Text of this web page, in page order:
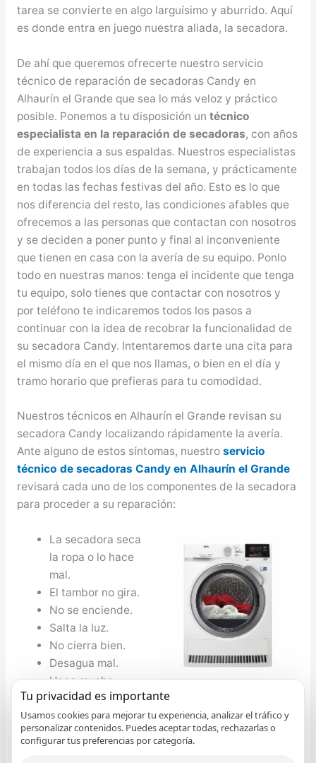
tarea se convierte en algo larguísimo y aburrido. Aquí
es donde entra en juego nuestra aliada, la secadora.
De ahí que queremos ofrecerte nuestro servicio
técnico de reparación de secadoras Candy en
Alhaurín el Grande que sea lo más veloz y práctico
posible. Ponemos a tu disposición un técnico
especialista en la reparación de secadoras, con años
de experiencia a sus espaldas. Nuestros especialistas
trabajan todos los días de la semana, y prácticamente
en todas las fechas festivas del año. Esto es lo que
nos diferencia del resto, las condiciones afables que
ofrecemos a las personas que contactan con nosotros
y se deciden a poner punto y final al inconveniente
que tienen en casa con la avería de su equipo. Ponlo
todo en nuestras manos: tenga el incidente que tenga
tu equipo, solo tienes que contactar con nosotros y
por teléfono te indicaremos todos los pasos a
continuar con la idea de recobrar la funcionalidad de
su secadora Candy. Intentaremos darte una cita para
el mismo día en el que nos llamas, o bien en el día y
tramo horario que prefieras para tu comodidad.
Nuestros técnicos en Alhaurín el Grande revisan su
secadora Candy localizando rápidamente la avería.
Ante alguno de estos síntomas, nuestro servicio
técnico de secadoras Candy en Alhaurín el Grande
revisará cada uno de los componentes de la secadora
para proceder a su reparación:
La secadora seca
la ropa o lo hace
mal.
El tambor no gira.
No se enciende.
Salta la luz.
No cierra bien.
Desagua mal.
Hace mucho
ruido.
No se abre la puerta.
Servicio Técnico de Frigoríficos Candy en Alhaurín el
Tu privacidad es importante
Usamos cookies para mejorar tu experiencia, analizar el tráfico y
personalizar contenidos. Puedes aceptar todas, rechazarlas o
configurar tus preferencias por categoría.